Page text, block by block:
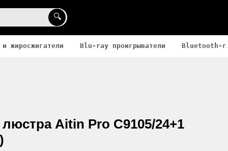
🔍
жиросжигатели Blu-ray проигрыватели Bluetooth-
Aitin Pro C9105/24+1